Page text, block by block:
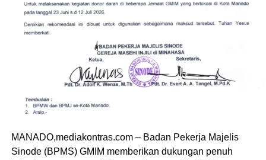
MANADO,mediakontras.com – Badan Pekerja Majelis
Sinode (BPMS) GMIM memberikan dukungan penuh